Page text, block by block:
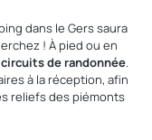
dans le Gers saura
! À pied ou en
circuits de randonnée.
à la réception, afin
reliefs des piémonts